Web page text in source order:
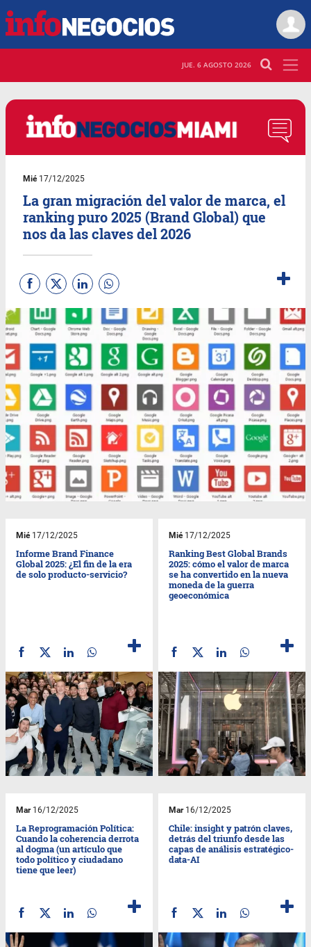
JUE. 6 AGOSTO 2026
Mié17/12/2025
La gran migración del valor de marca, el
ranking puro 2025 (Brand Global) que
nos da las claves del 2026
Mié17/12/2025
Informe Brand Finance
Global 2025: ¿El fin de la era
de solo producto-servicio?
Mié17/12/2025
Ranking Best Global Brands
2025: cómo el valor de marca
se ha convertido en la nueva
moneda de la guerra
geoeconómica
Mar16/12/2025
La Reprogramación Política:
Cuando la coherencia derrota
al dogma (un artículo que
todo político y ciudadano
tiene que leer)
Mar16/12/2025
Chile: insight y patrón claves,
detrás del triunfo desde las
capas de análisis estratégico-
data-AI